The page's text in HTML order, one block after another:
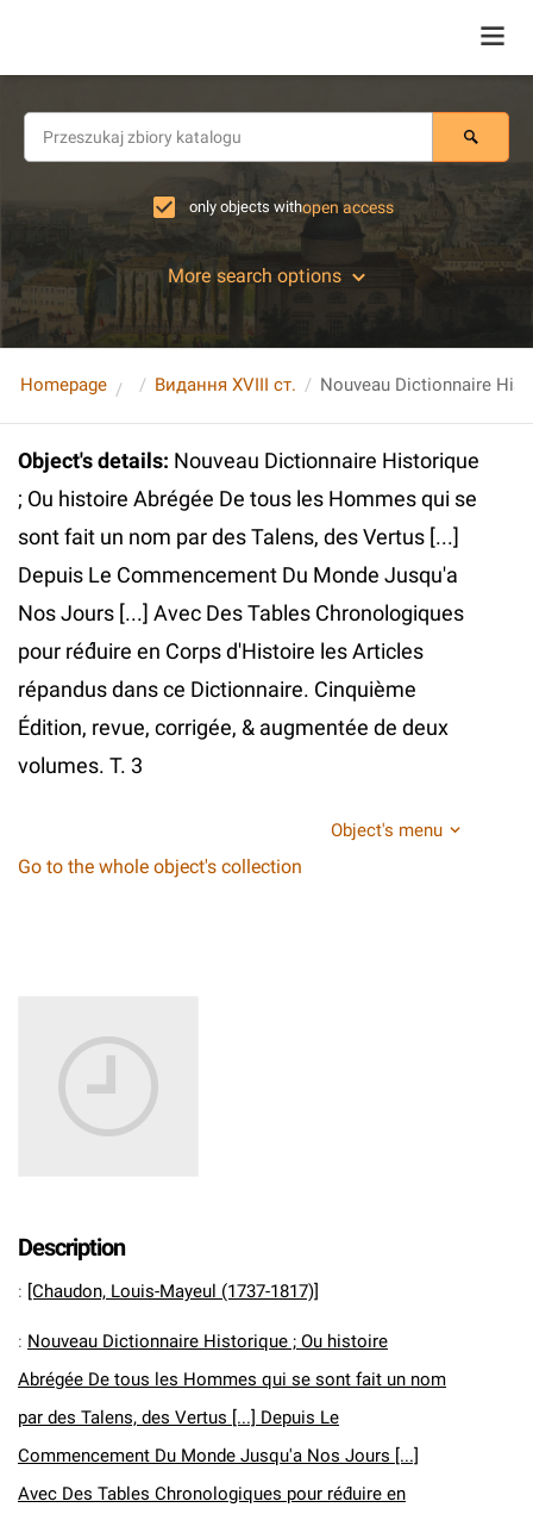
only objects withopen access
More search options
Homepage Видання XVIII ст.
Object's details: Nouveau Dictionnaire Historique
; Ou histoire Abrégée De tous les Hommes qui se
sont fait un nom par des Talens, des Vertus [...]
Depuis Le Commencement Du Monde Jusqu'a
Nos Jours [...] Avec Des Tables Chronologiques
pour réd́uire en Corps d'Histoire les Articles
répandus dans ce Dictionnaire. Cinquième
Édition, revue, corrigée, & augmentée de deux
volumes. T. 3
Object's menu
Go to the whole object's collection
Description
: [Chaudon, Louis-Mayeul (1737-1817)]
: Nouveau Dictionnaire Historique ; Ou histoire
Abrégée De tous les Hommes qui se sont fait un nom
par des Talens, des Vertus [...] Depuis Le
Commencement Du Monde Jusqu'a Nos Jours [...]
Avec Des Tables Chronologiques pour réd́uire en